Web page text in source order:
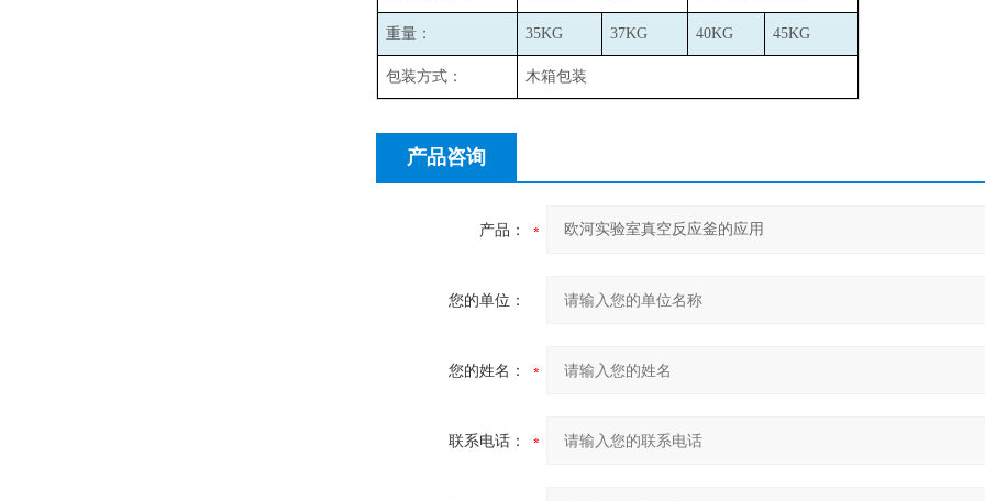
重量： 35KG 37KG 40KG 45KG
包装方式： 木箱包装
产品咨询
产品：
您的单位：
您的姓名：
联系电话：